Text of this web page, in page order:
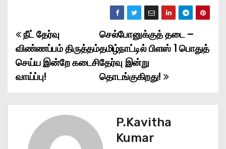
P
o
s
t
செல்போனுக்குத் தடை –
தமிழ்நாட்டில் பிளஸ் 1 பொதுத்
தேர்வு இன்று
தொடங்குகிறது!
நீட் தேர்வு
விண்ணப்பம் திருத்தம்
செய்ய இன்றே கடைசி
வாய்ப்பு!
P.Kavitha
Kumar